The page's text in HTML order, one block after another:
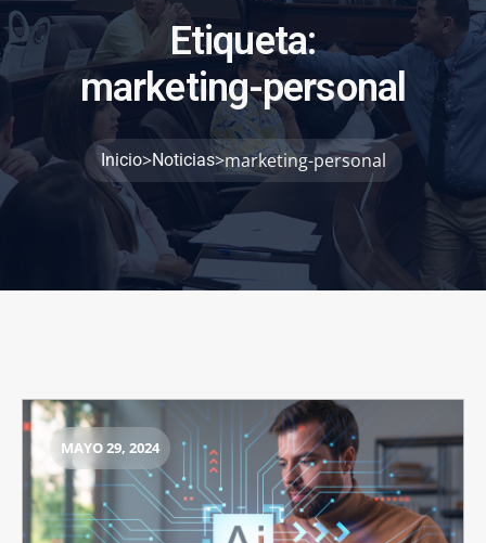
Etiqueta:
marketing-personal
Inicio>Noticias>marketing-personal
MAYO 29, 2024